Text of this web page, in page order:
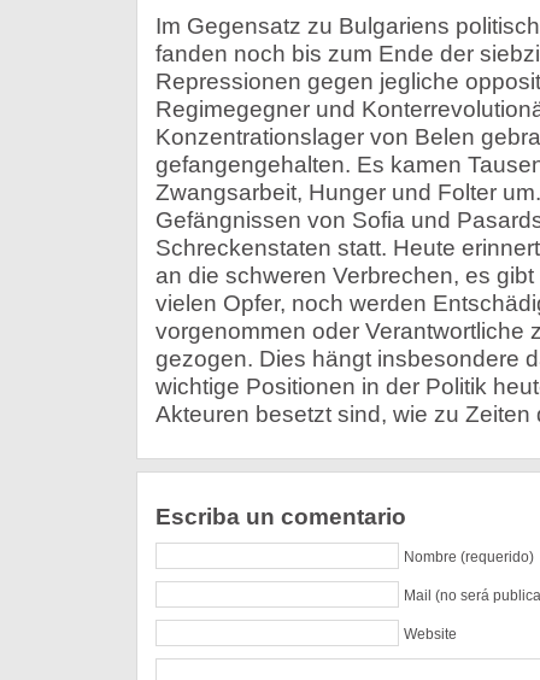
Im Gegensatz zu Bulgariens
fanden noch bis zum Ende der
Repressionen gegen jegliche
Regimegegner und
Konzentrationslager von Belen
gefangengehalten. Es kamen
Zwangsarbeit, Hunger und Folter
Gefängnissen von Sofia und
Schreckenstaten statt. Heute
an die schweren Verbrechen, es
vielen Opfer, noch werden
vorgenommen oder Verantwortliche
gezogen. Dies hängt insbesondere
wichtige Positionen in der Politik
Akteuren besetzt sind, wie zu Zeiten
Escriba un comentario
Nombre (requerido)
Mail (no será
Website